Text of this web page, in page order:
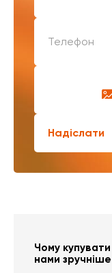
Надіслати
Чому
нами